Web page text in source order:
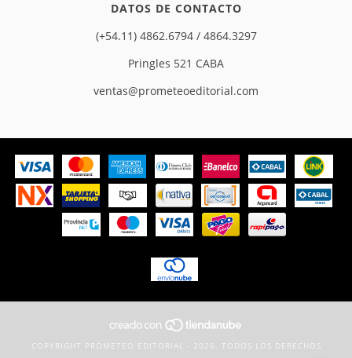
DATOS DE CONTACTO
(+54.11) 4862.6794 / 4864.3297
Pringles 521 CABA
ventas@prometeoeditorial.com
COPYRIGHT PROMETEO EDITORIAL - 2026. TODOS LOS DERECHOS